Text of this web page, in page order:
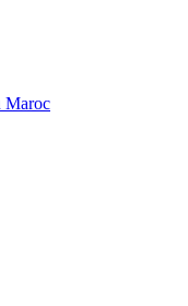
Maroc